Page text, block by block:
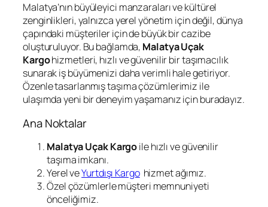
Malatya’nın büyüleyici manzaraları ve kültürel
zenginlikleri, yalnızca yerel yönetim için değil, dünya
çapındaki müşteriler için de büyük bir cazibe
oluşturuluyor. Bu bağlamda, Malatya Uçak
Kargohizmetleri, hızlı ve güvenilir bir taşımacılık
sunarak iş büyümenizi daha verimli hale getiriyor.
Özenle tasarlanmış taşıma çözümlerimiz ile
ulaşımda yeni bir deneyim yaşamanız için buradayız.
Ana Noktalar
Malatya Uçak Kargoile hızlı ve güvenilir
taşıma imkanı.
Yerel veYurtdışı Kargohizmet ağımız.
Özel çözümlerle müşteri memnuniyeti
önceliğimiz.